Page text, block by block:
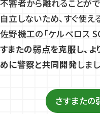
不審者から離れることが
自立しないため、すぐ使
佐野機工の「ケルベロス
すまたの弱点を克服し、
めに警察と共同開発しま
さすまたの